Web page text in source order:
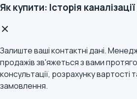
Як купити: Історія каналізації
Залиште ваші контактні дані.
продажів зв'яжеться з вами
консультації, розрахунку
замовлення.